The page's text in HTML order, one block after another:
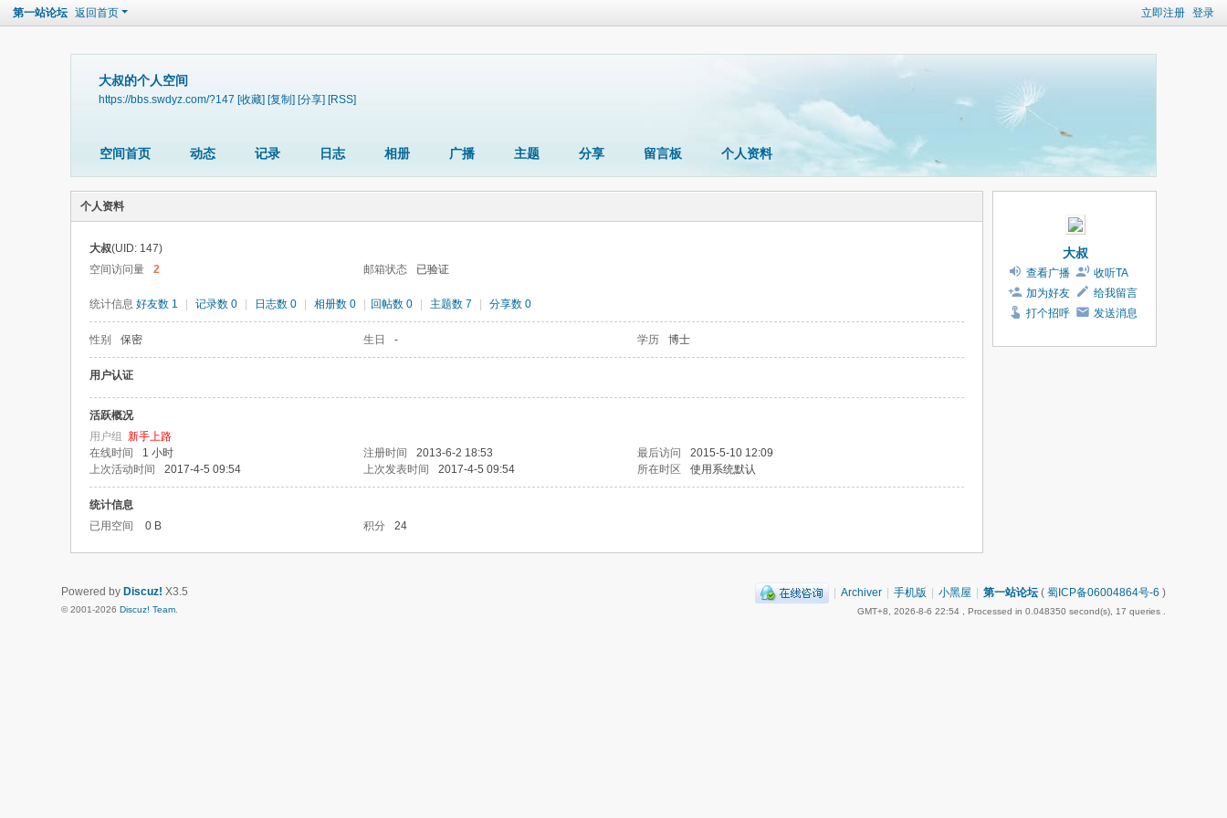
立即注册 登录
第一站论坛 返回首页
大叔的个人空间
https://bbs.swdyz.com/?147 [收藏] [复制] [分享] [RSS]
空间首页 动态 记录 日志 相册 广播 主题 分享 留言板 个人资料
个人资料
大叔(UID: 147)
空间访问量
2 邮箱状态 已验证
统计信息 好友数 1 记录数 0 日志数 0 相册数 0 回帖数 0 主题数 7 分享数 0
性别 保密 生日 - 学历 博士
用户认证
活跃概况
用户组 新手上路
在线时间
1 小时 注册时间 2013-6-2 18:53 最后访问
2015-5-10 12:09
上次活动时间
2017-4-5 09:54 上次发表时间 2017-4-5 09:54 所在时区 使用系统默认
统计信息
已用空间
0 B 积分 24
大叔
查看广播
收听TA
加为好友
给我留言
打个招呼
发送消息
| Archiver | 手机版 | 小黑屋 | 第一站论坛 ( 蜀ICP备06004864号-6 )
GMT+8, 2026-8-6 22:54 , Processed in 0.048350 second(s), 17 queries .
Powered by Discuz! X3.5
© 2001-2026 Discuz! Team